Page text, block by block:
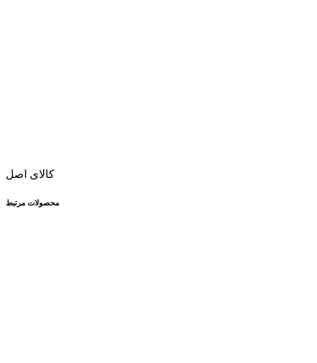
کالای اصل
محصولات مرتبط